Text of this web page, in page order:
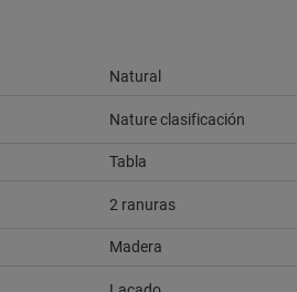
Natural
Nature clasificación
Tabla
2 ranuras
Madera